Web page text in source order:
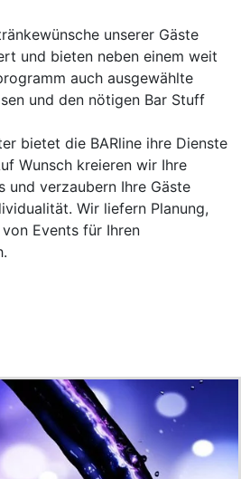
unserer Gäste
und bieten neben einem weit
auch ausgewählte
und den nötigen Bar Stuff
bietet die BARline ihre Dienste
Wunsch kreieren wir Ihre
und verzaubern Ihre Gäste
Wir liefern Planung,
Events für Ihren